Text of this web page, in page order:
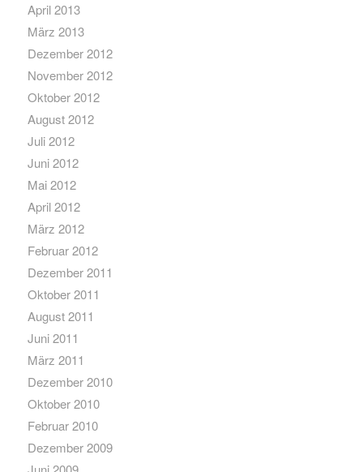
April 2013
März 2013
Dezember 2012
November 2012
Oktober 2012
August 2012
Juli 2012
Juni 2012
Mai 2012
April 2012
März 2012
Februar 2012
Dezember 2011
Oktober 2011
August 2011
Juni 2011
März 2011
Dezember 2010
Oktober 2010
Februar 2010
Dezember 2009